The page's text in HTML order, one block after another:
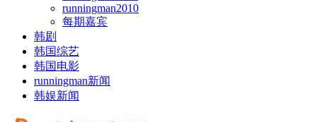
runningman2010
每期嘉宾
韩剧
韩国综艺
韩国电影
runningman新闻
韩娱新闻